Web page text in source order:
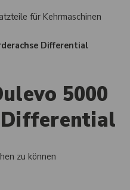
für Kehrmaschinen
Differential
5000
Differential
zu können